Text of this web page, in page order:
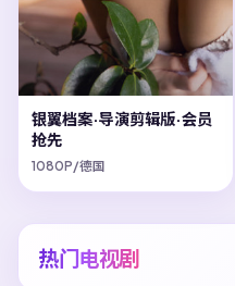
银翼档案·导演剪辑版·会员
抢先
1080P/德国
热门电视剧